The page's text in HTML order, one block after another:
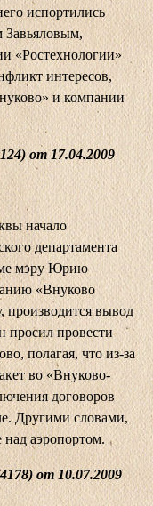
испортились
Завьяловым,
«Ростехнологии»
интересов,
и компании
от 17.04.2009
начало
департамента
мэру Юрию
«Внуково
производится вывод
просил провести
полагая, что из-за
во «Внуково-
договоров
Другими словами,
над аэропортом.
от 10.07.2009